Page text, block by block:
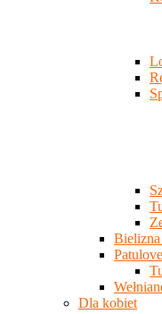
Bielizna
Dla kobiet